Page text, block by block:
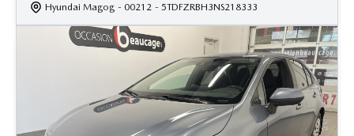
Hyundai Magog - 00212 - 5TDFZRBH3NS218333